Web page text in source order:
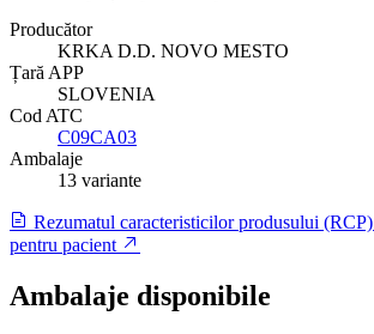
Producător
KRKA D.D. NOVO MESTO
Țară APP
SLOVENIA
Cod ATC
C09CA03
Ambalaje
13 variante
Rezumatul caracteristicilor produsului (RCP)
pentru pacient
Ambalaje disponibile